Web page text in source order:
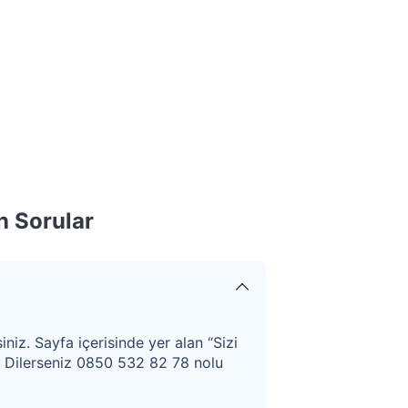
Sorular
Sayfa içerisinde yer alan “Sizi
Dilerseniz 0850 532 82 78 nolu